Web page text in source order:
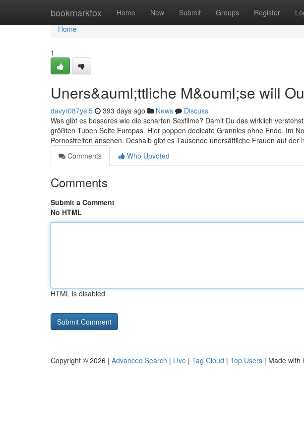
bookmarkfox Home New Submit Groups Register
Home
Home
1
Uners&auml;ttliche M&ouml;se will
davyr087yel5 393 days ago News
Discuss
Was gibt es besseres wie die scharfen Sexfilme? Damit Du das wirklich
größten Tuben Seite Europas. Hier poppen dedicate Grannies ohne Ende. Im
Pornostreifen ansehen. Deshalb gibt es Tausende unersättliche Frauen auf der
Comments
Who Upvoted
Comments
Submit a Comment
No HTML
HTML is disabled
Copyright © 2026 | Advanced Search | Live | Tag Cloud | Top Users | Made with